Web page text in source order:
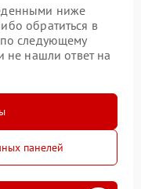
ниже
обратиться в
следующему
не нашли ответ на
панелей